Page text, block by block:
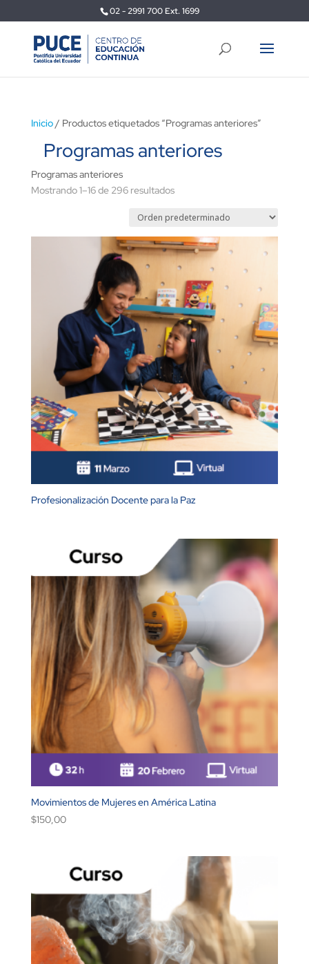
02 - 2991 700 Ext. 1699
Inicio/ Productos etiquetados “Programas anteriores”
Programas anteriores
Programas anteriores
Mostrando 1–16 de 296 resultados
Profesionalización Docente para la Paz
Movimientos de Mujeres en América Latina
$150,00